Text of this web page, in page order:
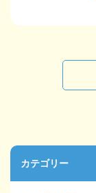
カテゴリー